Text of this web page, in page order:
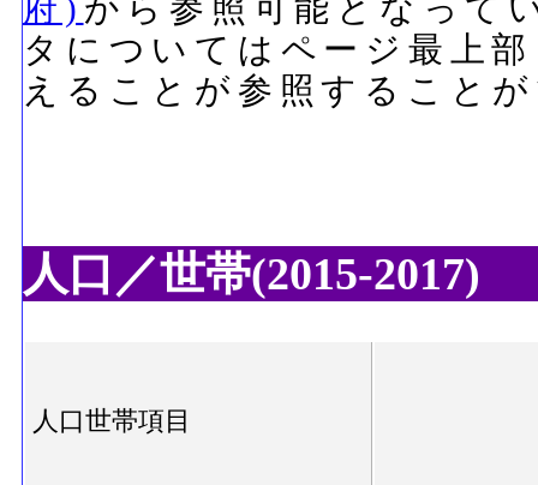
府) から参照可能となって
タについてはページ最上
えることが参照すること
人口／世帯(2015-2017)
人口世帯項目